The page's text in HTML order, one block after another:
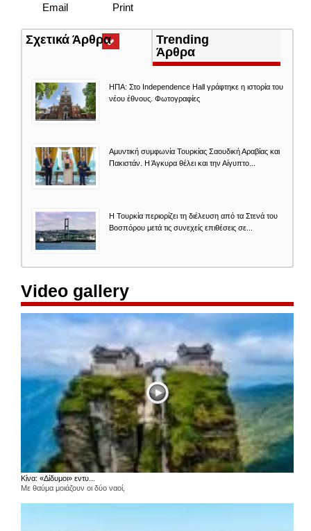
Print
Email
Σχετικά Άρθρα(ενεργή
καρτέλα)
Trending
Άρθρα
ΗΠΑ: Στο Independence Hall γράφτηκε η ιστορία του
νέου έθνους. Φωτογραφίες
Αμυντική συμφωνία Τουρκίας Σαουδική Αραβίας και
Πακιστάν. Η Άγκυρα θέλει και την Αίγυπτο...
Η Τουρκία περιορίζει τη διέλευση από τα Στενά του
Βοσπόρου μετά τις συνεχείς επιθέσεις σε...
Video gallery
Κίνα: «Δίδυμοι» εντυ...
Με θαύμα μοιάζουν οι δύο ναοί,